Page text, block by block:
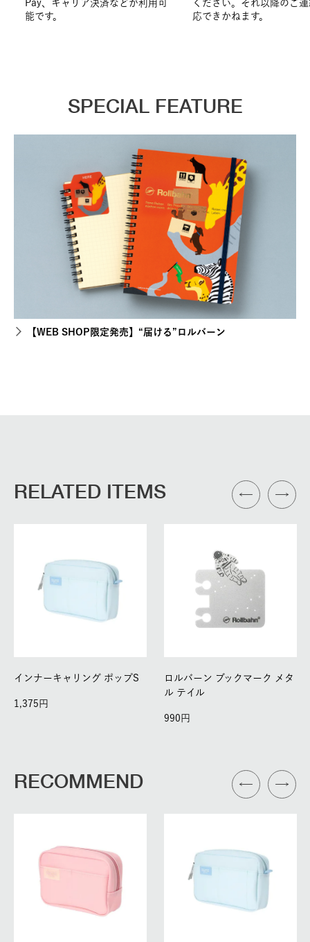
Pay、キャリア決済などが利用可
能です。
ください。それ以降のご
応できかねます。
SPECIAL FEATURE
【WEB SHOP限定発売】“届ける”ロルバーン
RELATED ITEMS
インナーキャリング ポップS
1,375
ロルバーン ブックマーク メタ
ル テイル
990
RECOMMEND